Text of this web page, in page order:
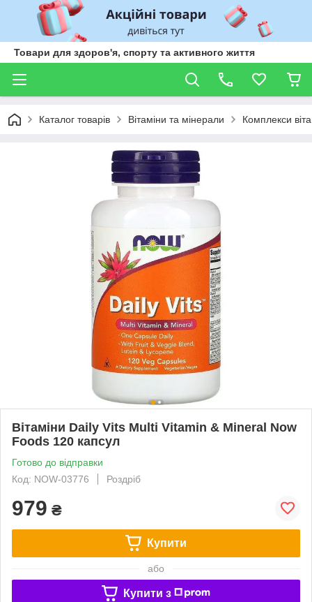
Товари для здоров'я, спорту та активного життя
Каталог товарів Вітаміни та мінерали Комплекси
Вітаміни Daily Vits Multi Vitamin & Mineral Now
Foods 120 капсул
Готово до відправки
Код: NOW-03776
Роздріб
979 ₴
Купити
або
Купити з